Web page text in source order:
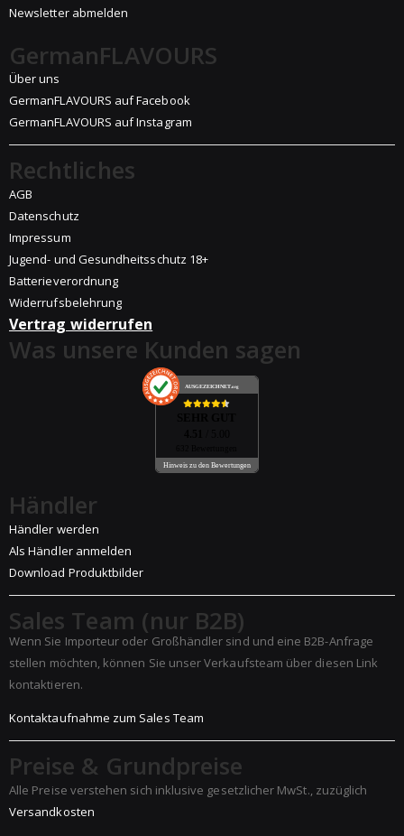
Newsletter abmelden
GermanFLAVOURS
Über uns
GermanFLAVOURS auf Facebook
GermanFLAVOURS auf Instagram
Rechtliches
AGB
Datenschutz
Impressum
Jugend- und Gesundheitsschutz 18+
Batterieverordnung
Widerrufsbelehrung
Vertrag widerrufen
Was unsere Kunden sagen
AUSGEZEICHNET.org
Hinweis zu den Bewertungen
Händler
Händler werden
Als Händler anmelden
Download Produktbilder
Sales Team (nur B2B)
Wenn Sie Importeur oder Großhändler sind und eine B2B-Anfrage
stellen möchten, können Sie unser Verkaufsteam über diesen Link
kontaktieren.
Kontaktaufnahme zum Sales Team
Preise & Grundpreise
Alle Preise verstehen sich inklusive gesetzlicher MwSt., zuzüglich
Versandkosten